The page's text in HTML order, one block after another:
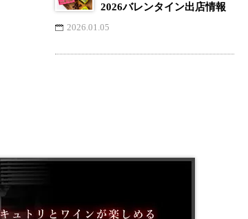
2026バレンタイン出店情報
2026.01.05